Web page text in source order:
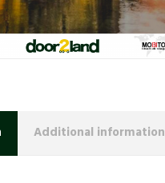
Additional information